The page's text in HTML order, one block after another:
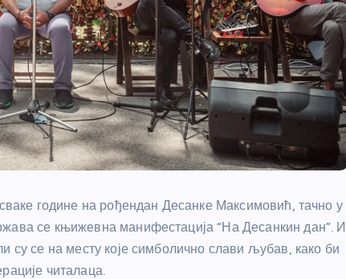
године на рођендан Десанке Максимовић, тачно у
се књижевна манифестација “На Десанкин дан”. И
су се на месту које симболично слави љубав, како би
читалаца.